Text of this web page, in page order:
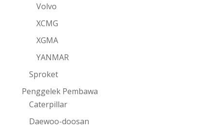
Volvo
XCMG
XGMA
YANMAR
Sproket
Penggelek Pembawa
Caterpillar
Daewoo-doosan